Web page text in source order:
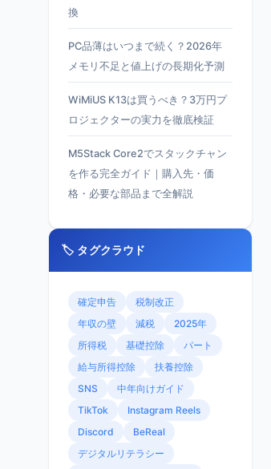
換
PC品薄はいつまで続く？2026年
メモリ不足と値上げの長期化予測
WiMiUS K13は買うべき？3万円プ
ロジェクターの実力を徹底検証
M5Stack Core2でスタックチャン
を作る完全ガイド｜購入先・価
格・必要な部品まで全解説
🏷️ タグクラウド
確定申告
税制改正
年収の壁
減税
2025年
所得税
基礎控除
パート
給与所得控除
扶養控除
SNS
中年向けガイド
TikTok
Instagram Reels
Discord
BeReal
デジタルリテラシー